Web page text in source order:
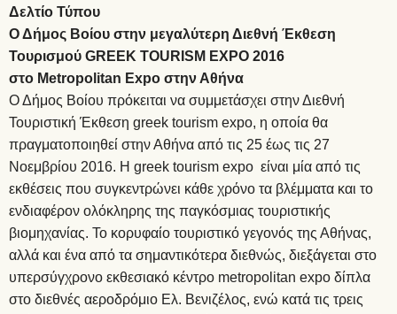
Δελτίο Τύπου
Ο Δήμος Βοίου στην μεγαλύτερη Διεθνή Έκθεση
ΤουρισμούGREEKTOURISM EXPO2016
στο Metropolitan Expoστην Αθήνα
Ο Δήμος Βοίου πρόκειται να συμμετάσχει στην Διεθνή
Τουριστική Έκθεση greek tourism expo, η οποία θα
πραγματοποιηθεί στην Αθήνα από τις 25 έως τις 27
Νοεμβρίου 2016. H greek tourism expo είναι μία από τις
εκθέσεις που συγκεντρώνει κάθε χρόνο τα βλέμματα και το
ενδιαφέρον ολόκληρης της παγκόσμιας τουριστικής
βιομηχανίας. Το κορυφαίο τουριστικό γεγονός της Αθήνας,
αλλά και ένα από τα σημαντικότερα διεθνώς, διεξάγεται στο
υπερσύγχρονο εκθεσιακό κέντρο metropolitan expo δίπλα
στο διεθνές αεροδρόμιο Ελ. Βενιζέλος, ενώ κατά τις τρεις